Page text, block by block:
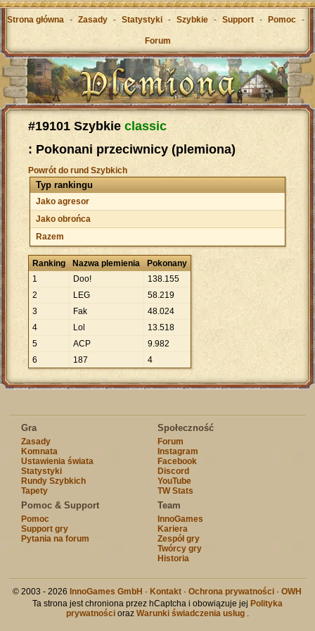
Strona główna - Zasady - Statystyki - Szybkie - Support - Pomoc -
Forum
#19101 Szybkieclassic
: Pokonani przeciwnicy (plemiona)
Powrót do rund Szybkich
Typ rankingu
Jako agresor
Jako obrońca
Razem
Ranking Nazwa plemienia
Pokonany
1
Doo! 138.155
2
LEG 58.219
3
Fak 48.024
4
Lol 13.518
5
ACP 9.982
6
187 4
Gra
Zasady
Komnata
Ustawienia świata
Statystyki
Rundy Szybkich
Tapety
Społeczność
Forum
Instagram
Facebook
Discord
YouTube
TW Stats
Pomoc & Support
Pomoc
Support gry
Pytania na forum
Team
InnoGames
Kariera
Zespół gry
Twórcy gry
Historia
© 2003 - 2026 InnoGames GmbH · Kontakt ·Ochrona prywatności ·OWH
Ta strona jest chroniona przez hCaptcha i obowiązuje jej Polityka
prywatnościoraz Warunki świadczenia usług.